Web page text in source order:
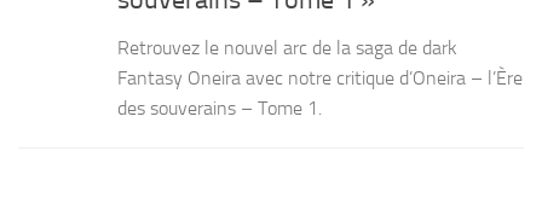
Retrouvez le nouvel arc de la saga de dark
Fantasy Oneira avec notre critique d’Oneira – l’Ère
des souverains – Tome 1.